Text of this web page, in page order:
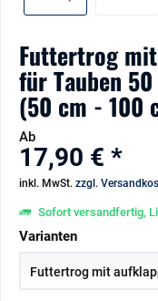
Futtertrog
für Tauben
(50 cm - 100
Ab
17,90 € *
inkl. MwSt. zzgl.
Sofort versandfertig,
Varianten